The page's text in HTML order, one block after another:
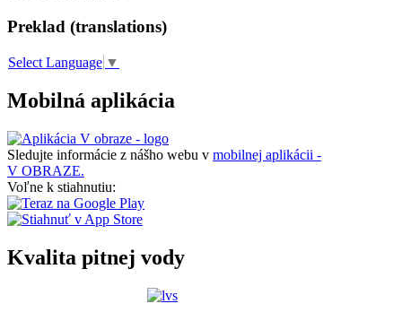
Preklad (translations)
Select Language ▼
Mobilná aplikácia
Sledujte informácie z nášho webu v mobilnej aplikácii -
V OBRAZE.
Voľne k stiahnutiu:
Kvalita pitnej vody